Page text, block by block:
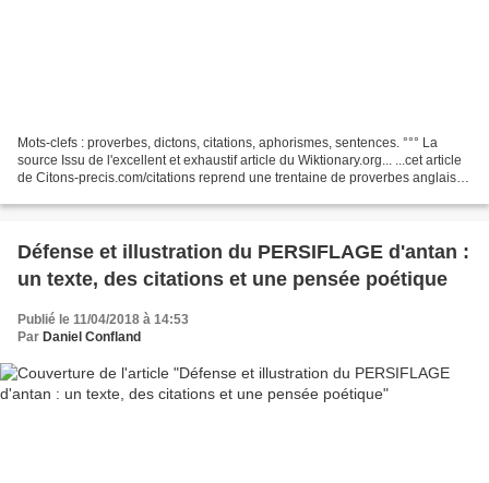
Mots-clefs : proverbes, dictons, citations, aphorismes, sentences. °°° La
source Issu de l'excellent et exhaustif article du Wiktionary.org... ...cet article
de Citons-precis.com/citations reprend une trentaine de proverbes anglais
Défense et illustration du PERSIFLAGE d'antan :
un texte, des citations et une pensée poétique
Publié le 11/04/2018 à 14:53
Par Daniel Confland